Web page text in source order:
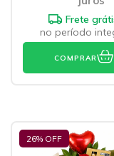
Frete
no período
COMPRAR
26% OFF